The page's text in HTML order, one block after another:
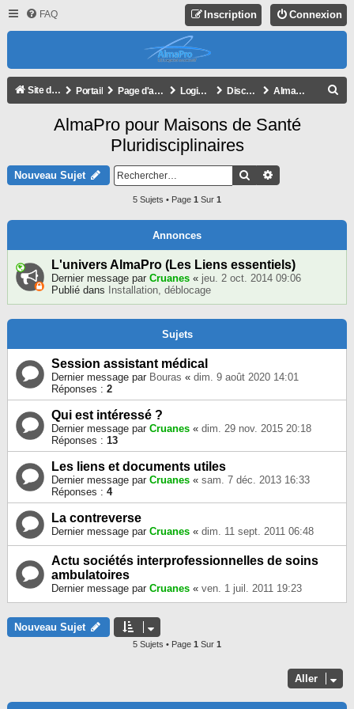
FAQ Connexion
Inscription
Site de l'association Portail Page d'accueil du forum Logiciel AlmaPro Discussion générale AlmaPro pour Maisons de Santé Pluridisciplinaires
AlmaPro pour Maisons de Santé
Pluridisciplinaires
Nouveau Sujet Rechercher
5 Sujets • Page 1 Sur 1
Annonces
L'univers AlmaPro (Les Liens essentiels)
Dernier message par Cruanes « jeu. 2 oct. 2014 09:06
Publié dans
Installation, déblocage
Sujets
Session assistant médical
Dernier message par Bouras « dim. 9 août 2020 14:01
Réponses : 2
Qui est intéressé ?
Dernier message par Cruanes « dim. 29 nov. 2015 20:18
Réponses : 13
Les liens et documents utiles
Dernier message par Cruanes « sam. 7 déc. 2013 16:33
Réponses : 4
La contreverse
Dernier message par Cruanes « dim. 11 sept. 2011 06:48
Actu sociétés interprofessionnelles de soins
ambulatoires
Dernier message par Cruanes « ven. 1 juil. 2011 19:23
Nouveau Sujet
5 Sujets • Page 1 Sur 1
Aller